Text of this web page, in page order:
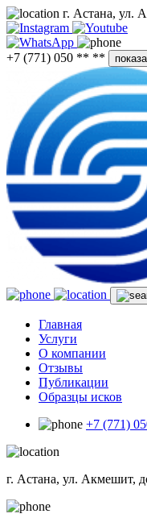
г. Астана, ул.
+7 (771) 050 ** **
Главная
Услуги
О компании
Отзывы
Публикации
Образцы исков
+7 (771)
г. Астана, ул. Акмешит,